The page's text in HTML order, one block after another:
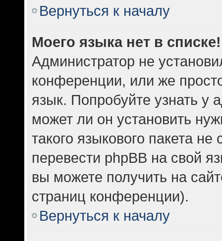
Вернуться к началу
Моего языка нет в списке!
Администратор не
конференции, или же
язык. Попробуйте узнать у
может ли он установить
такого языкового пакета
перевести phpBB на свой
вы можете получить на
страниц конференции).
Вернуться к началу